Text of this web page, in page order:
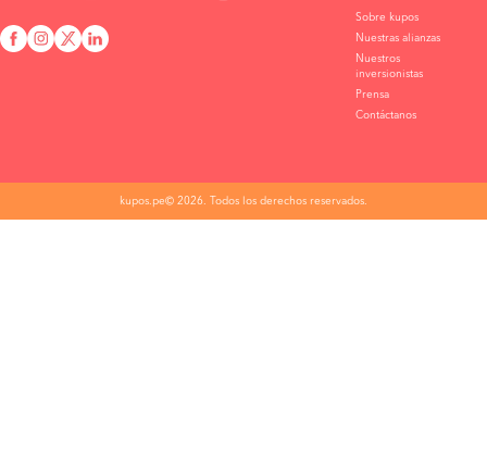
Sobre kupos
Nuestras alianzas
Nuestros
inversionistas
Prensa
Contáctanos
kupos.pe© 2026. Todos los derechos reservados.